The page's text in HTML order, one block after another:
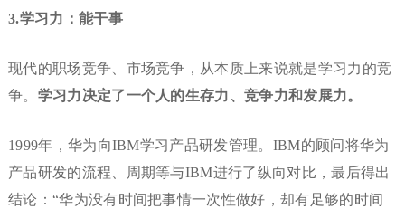
3.学习力：能干事
现代的职场竞争、市场竞争，从本质上来说就是学习力的竞
争。 学习力决定了一个人的生存力、竞争力和发展力。
1999年，华为向IBM学习产品研发管理。IBM的顾问将华为
产品研发的流程、周期等与IBM进行了纵向对比，最后得出
结论：“华为没有时间把事情一次性做好，却有足够的时间